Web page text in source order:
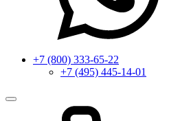
+7 (800) 333-65-22
+7 (495) 445-14-01